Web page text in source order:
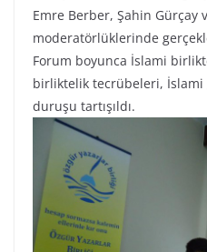
Emre Berber, Şahin Gürçay
moderatörlüklerinde
Forum boyunca İslami
birliktelik tecrübeleri, İslami
duruşu tartışıldı.